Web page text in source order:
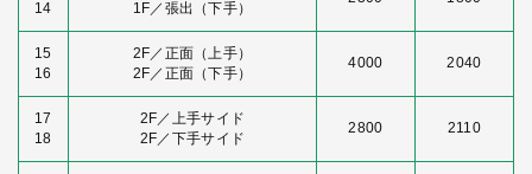
14
1F／張出（下手）
15
16
2F／正面（上手）
2F／正面（下手）
4000 2040
17
18
2F／上手サイド
2F／下手サイド
2800 2110